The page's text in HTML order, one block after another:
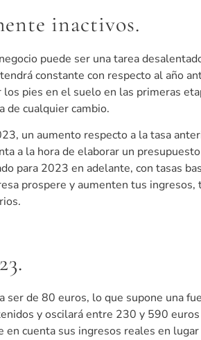
inactivos.
puede ser una tarea
constante con respecto al año
pies en el suelo en las primeras
de cualquier cambio.
un aumento respecto a la tasa
a la hora de elaborar un
para 2023 en adelante, con tasas
prospere y aumenten tus ingresos,
de 80 euros, lo que supone una
y oscilará entre 230 y 590
cuenta sus ingresos reales en lugar